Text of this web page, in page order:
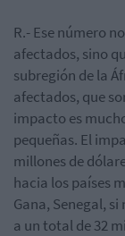
R.- Ese número
afectados, sino
subregión de la
afectados, que
impacto es
pequeñas. El
millones de
hacia los países
Gana, Senegal,
a un total de 32